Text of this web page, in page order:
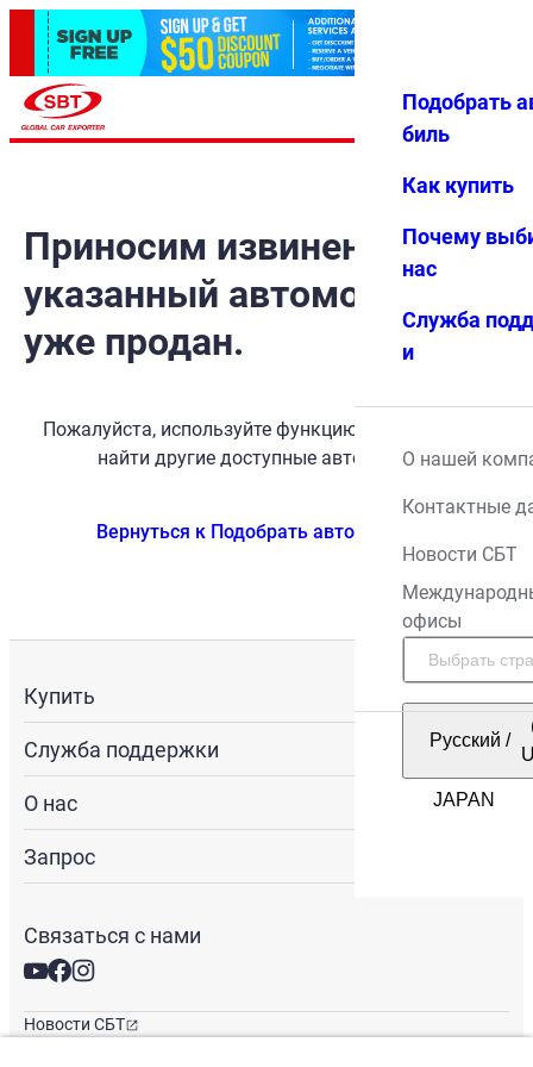
Избранн
Меню
Подобрать
биль
Как купить
Почему
нас
Служба
и
О нашей
Контактные
Новости СБТ
офисы
Русский /
Приносим извинения, но
указанный автомобиль
уже продан.
Пожалуйста, используйте функцию поиска, чтобы
найти другие доступные автомобили.
Вернуться к Подобрать автомобиль
Купить
Служба поддержки
О нас
Запрос
Связаться с нами
Новости СБТ